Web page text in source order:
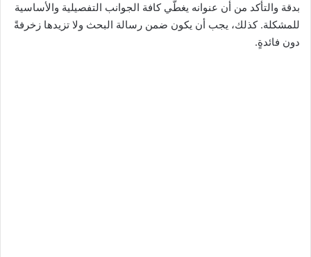
بدقة والتأكد من أن عنوانه يغطّي كافة الجوانب التفصيلية والأساسية
للمشكلة. كذلك، يجب أن يكون ضمن رسالة البحث ولا تزيدها زخرفةً
دون فائدةٍ.